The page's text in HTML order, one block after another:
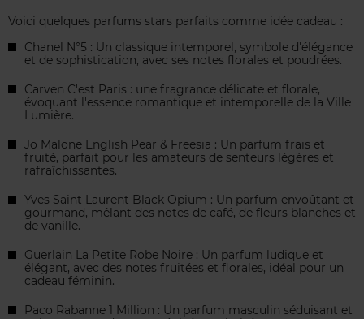
Voici quelques parfums stars parfaits comme idée cadeau :
Chanel N°5 : Un classique intemporel, symbole d'élégance
et de sophistication, avec ses notes florales et poudrées.
Carven C'est Paris : une fragrance délicate et florale,
évoquant l'essence romantique et intemporelle de la Ville
Lumière.
Jo Malone English Pear & Freesia : Un parfum frais et
fruité, parfait pour les amateurs de senteurs légères et
rafraîchissantes.
Yves Saint Laurent Black Opium : Un parfum envoûtant et
gourmand, mêlant des notes de café, de fleurs blanches et
de vanille.
Guerlain La Petite Robe Noire : Un parfum ludique et
élégant, avec des notes fruitées et florales, idéal pour un
cadeau féminin.
Paco Rabanne 1 Million : Un parfum masculin séduisant et